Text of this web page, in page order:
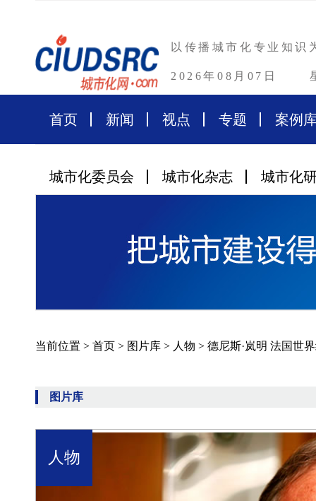
以传播城市化专业知识
2026年08月07日
首页 新闻 视点 专题 案例
城市化委员会 城市化杂志 城市化
当前位置 > 首页 > 图片库 > 人物 > 德尼斯·岚明 法国世
图片库
人物